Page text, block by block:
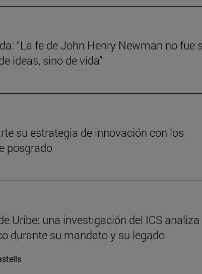
“La fe de John Henry Newman no fue
ideas, sino de vida”
su estrategia de innovación con los
posgrado
Uribe: una investigación del ICS analiza
durante su mandato y su legado